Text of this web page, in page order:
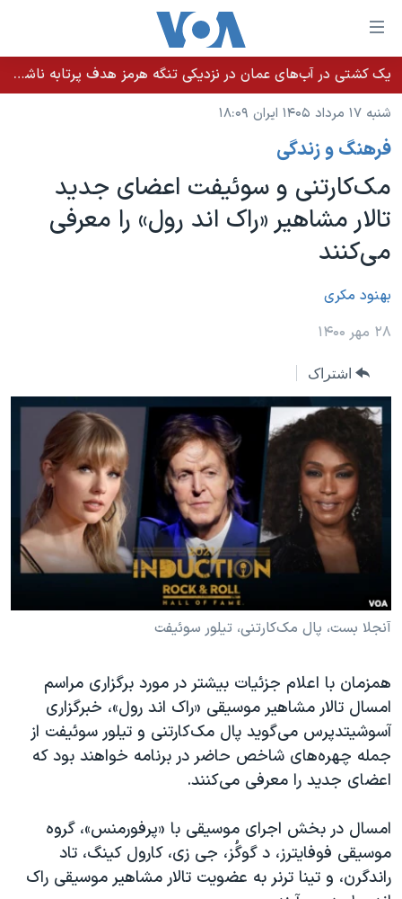
لینکهای
قابل
دسترسی
جهش
محتوای
اصلی
جهش
به
صفحه
جهش
خانه
نسخه سبک وب‌سایت
موضوع ها
ایران
آمریکا
جهان
ورزشی
فرهنگ و زندگی
حقوق شهروندی
اقتصادی
علم و فناوری
اسرائیل در جنگ
آرشیو پخش زنده
برنامه های تلویزیونی
جدول برنامه ها
صفحه‌های ویژه
جام جهانی ۲۰۲۶
مستندها
انتخابات ریاست جمهوری آمریکا ۲۰۲۴
حمله جمهوری اسلامی به اسرائیل
رمز مهسا
ورزش زنان در ایران
اعتراضات زن، زندگی، آزادی
مجموعه مستندهای دادخواهی
دادگاه حمید نوری
چهل سال گروگان‌گیری
قانون شفافیت دارائی کادر رهبری ایران
اعتراضات مردمی آبان ۹۸
نرگس محمدی برنده جایزه نوبل صلح
همایش محافظه‌کاران آمریکا «سی‌پک»
فرکانس‌های صدای آمریکا
پخش رادیویی
یادگیری زبان انگلیسی
دنبال کنید
زبانهای مختلف
یک کشتی در آب‌های عمان در نزدیکی تنگه هرمز هدف پرتابه ناشناس قرار گرفت
شنبه ۱۷ مرداد ۱۴۰۵ ایران ۱۸:۰۹
فرهنگ و زندگی
مک‌کارتنی و سوئیفت اعضای جدید
تالار مشاهیر «راک اند رول» را معرفی
می‌کنند
بهنود مکری
۲۸ مهر ۱۴۰۰
اشتراک
آنجلا بست، پال مک‌کارتنی، تیلور سوئیفت
همزمان با اعلام جزئیات بیشتر در مورد برگزاری مراسم
امسال تالار مشاهیر موسیقی «راک اند رول»، خبرگزاری
آسوشیتدپرس می‌گوید پال مک‌کارتنی و تیلور سوئیفت از
جمله چهره‌های شاخص حاضر در برنامه خواهند بود که
اعضای جدید را معرفی می‌کنند.
امسال در بخش اجرای موسیقی با «پرفورمنس»، گروه
موسیقی فوفایترز، د گو‌گُز، جی زی، کارول کینگ، تاد
راندگرن، و تینا ترنر به عضویت تالار مشاهیر موسیقی راک